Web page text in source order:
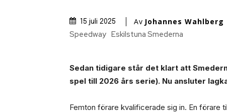
15 juli 2025 Av Johannes Wahlberg
Speedway Eskilstuna Smederna
Sedan tidigare står det klart att
spel till 2026 års serie). Nu ansluter
Femton förare kvalificerade sig in. En förare